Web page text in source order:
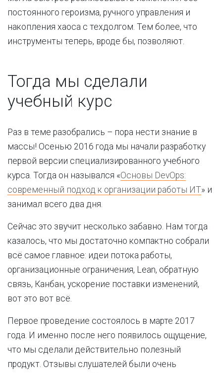
постоянного героизма, ручного управления и
накопления хаоса с техдолгом. Тем более, что
инструменты теперь, вроде бы, позволяют.
Тогда мы сделали
учебный курс
Раз в теме разобрались – пора нести знание в
массы! Осенью 2016 года мы начали разработку
первой версии специализированного учебного
курса. Тогда он назывался «Основы DevOps:
современный подход к организации работы ИТ» и
занимал всего два дня.
Сейчас это звучит несколько забавно. Нам тогда
казалось, что мы достаточно компактно собрали
всё самое главное: идеи потока работы,
организационные ограничения, Lean, обратную
связь, Канбан, ускорение поставки изменений,
вот это вот всё.
Первое проведение состоялось в марте 2017
года. И именно после него появилось ощущение,
что мы сделали действительно полезный
продукт. Отзывы слушателей были очень